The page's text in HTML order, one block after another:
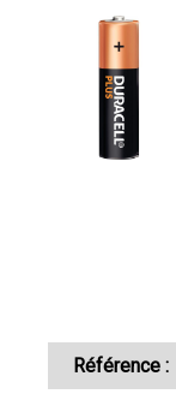
Référence :